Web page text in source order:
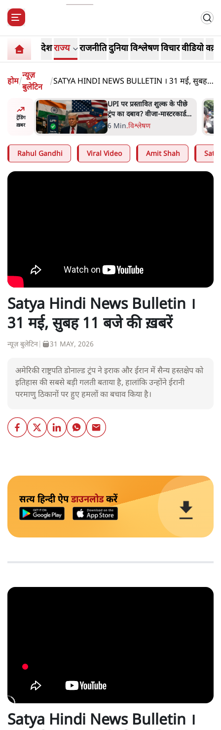
देशराज्य राजनीतिदुनियाविश्लेषणविचारवीडियो
होम/
न्यूज़
बुलेटिन
/SATYA HINDI NEWS BULLETIN । 31 मई, सुबह
ट्रेंडिंग
ख़बर
BJP और मोदी ‘गॉडफादर’ भागवत
की Gen Z पर सलाह मानेंः
अभिजीत दिपके
5 Min.देश
Rahul Gandhi Viral Video Amit Shah
Satya Hindi News Bulletin ।
31 मई, सुबह 11 बजे की ख़बरें
न्यूज़ बुलेटिन 31 MAY, 2026
अमेरिकी राष्ट्रपति डोनाल्ड ट्रंप ने इराक और ईरान में सैन्य हस्तक्षेप को
इतिहास की सबसे बड़ी गलती बताया है, हालांकि उन्होंने ईरानी
परमाणु ठिकानों पर हुए हमलों का बचाव किया है।
सत्य हिन्दी ऐपडाउनलोडकरें
Satya Hindi News Bulletin ।